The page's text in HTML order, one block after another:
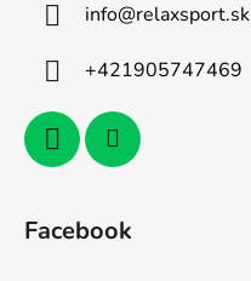
info@relaxsport.sk
+421905747469
Facebook